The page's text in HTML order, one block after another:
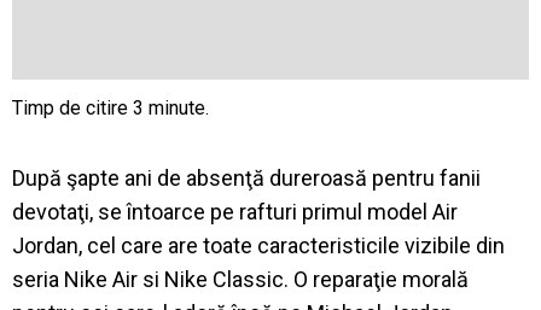
După şapte ani de absenţă dureroasă pentru fanii
devotaţi, se întoarce pe rafturi primul model Air
Jordan, cel care are toate caracteristicile vizibile din
seria Nike Air si Nike Classic. O reparaţie morală